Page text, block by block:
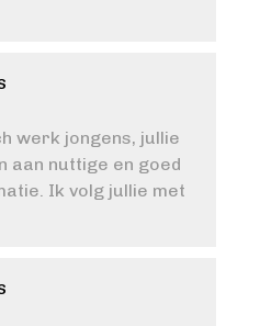
werk jongens, jullie
aan nuttige en goed
Ik volg jullie met